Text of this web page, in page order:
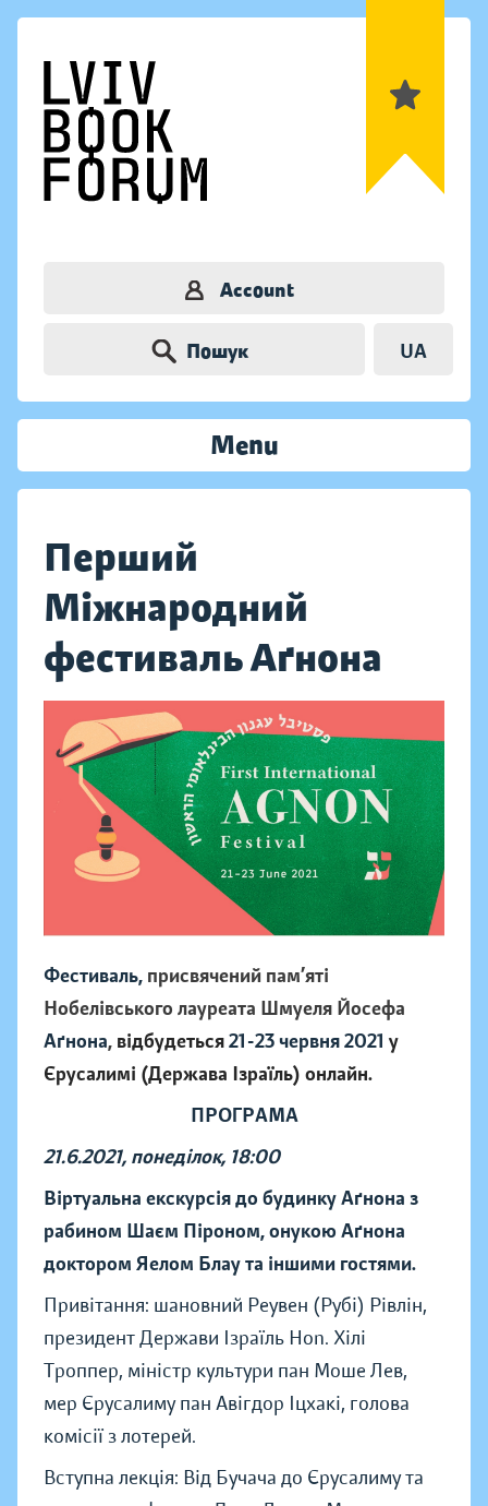
Account
Пошук UA
Menu
Перший
Міжнародний
фестиваль Аґнона
Фестиваль, присвячений пам’яті
Нобелівського лауреата Шмуеля Йосефа
Аґнона, відбудеться21-23 червня 2021 у
Єрусалимі (Держава Ізраїль) онлайн.
ПРОГРАМА
21.6.2021, понеділок, 18:00
Віртуальна екскурсія до будинку Аґнона з
рабином Шаєм Піроном, онукою Аґнона
доктором Яелом Блау та іншими гостями.
Привітання: шановний Реувен (Рубі) Рівлін,
президент Держави Ізраїль Hon. Хілі
Троппер, міністр культури пан Моше Лев,
мер Єрусалиму пан Авігдор Іцхакі, голова
комісії з лотерей.
Вступна лекція: Від Бучача до Єрусалиму та